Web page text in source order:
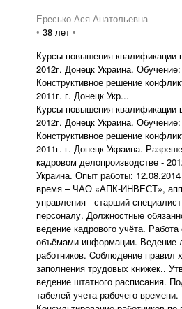
Ересько Ася Анатольевна
• 38 лет •
Курсы повышения квалификации
2012г. Донецк Украина. Обучение:
Конструктивное решение
2011г. г. Донецк Укр...
Курсы повышения квалификации
2012г. Донецк Украина. Обучение:
Конструктивное решение
2011г. г. Донецк Украина.
кадровом делопроизводстве -
Украина. Опыт работы:
время – ЧАО «АПК-ИНВЕСТ»,
управления - старший
персоналу. Должностные
ведение кадрового учёта.
объёмами информации. Ведение
работников. Cоблюдение правил
заполнения трудовых книжек..
ведение штатного расписания.
табелей учета рабочего времени.